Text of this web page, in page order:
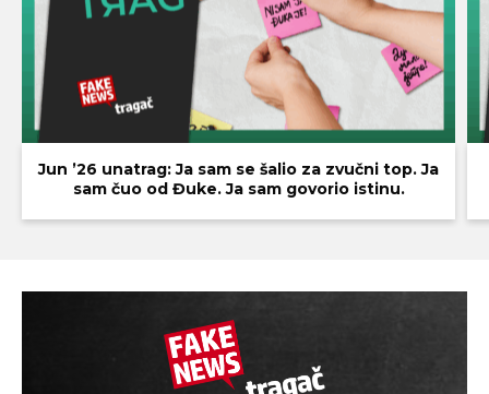
Jun ’26 unatrag: Ja sam se šalio za zvučni top. Ja
sam čuo od Đuke. Ja sam govorio istinu.